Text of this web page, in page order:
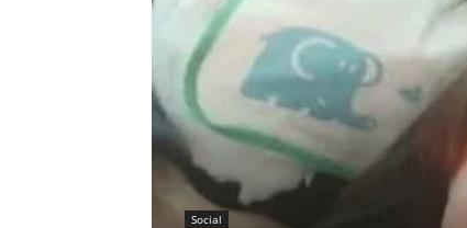
Social